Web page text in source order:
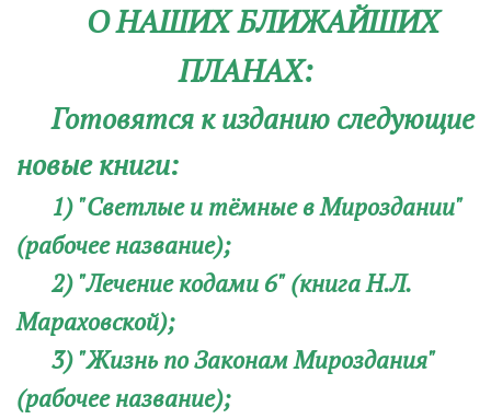
О НАШИХ БЛИЖАЙШИХ
ПЛАНАХ:
Готовятся к изданию следующие
новые книги:
1) "Светлые и тёмные в Мироздании"
(рабочее название);
2) "Лечение кодами 6" (книга Н.Л.
Мараховской);
3) "Жизнь по Законам Мироздания"
(рабочее название);